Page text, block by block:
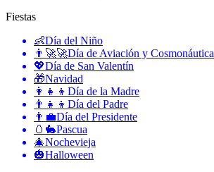
Fiestas
👶Día del Niño
👨‍🚀🚀Día de Aviación y Cosmonáutica
💖Día de San Valentín
🎁Navidad
👩‍👧‍👦 Día de la Madre
👨‍👧‍👦 Día del Padre
👨‍💼Día del Presidente
🥚🐇Pascua
🎄Nochevieja
🎃Halloween